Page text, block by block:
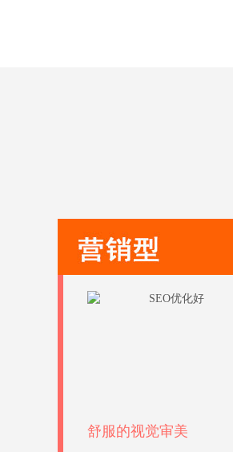
舒服的视觉审美